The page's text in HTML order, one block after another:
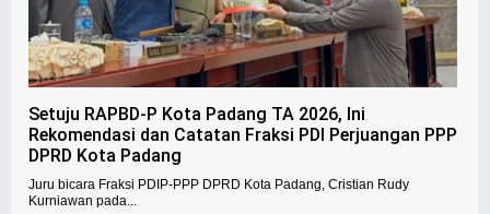
Setuju RAPBD-P Kota Padang TA 2026, Ini
Rekomendasi dan Catatan Fraksi PDI Perjuangan PPP
DPRD Kota Padang
Juru bicara Fraksi PDIP-PPP DPRD Kota Padang, Cristian Rudy
Kurniawan pada...